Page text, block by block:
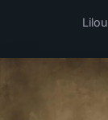
Lilou